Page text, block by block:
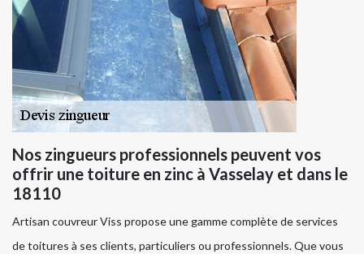
Nos zingueurs professionnels peuvent vos
offrir une toiture en zinc à Vasselay et dans le
18110
Artisan couvreur Viss propose une gamme complète de services
de toitures à ses clients, particuliers ou professionnels. Que vous